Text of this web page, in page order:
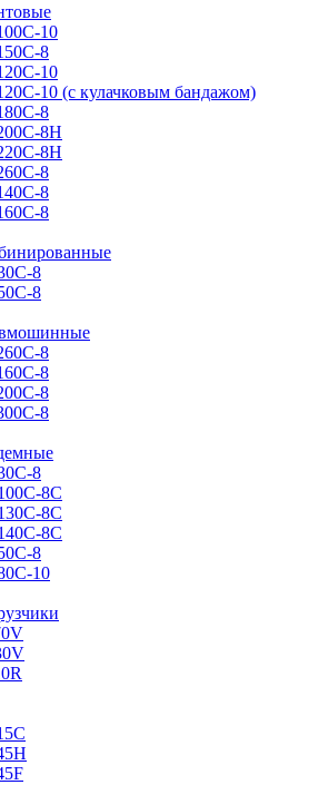
10
8
10
10 (с кулачковым бандажом)
8
8H
8H
8
8
8
8
8
8
8
8
8
8
8С
8С
8С
8
10